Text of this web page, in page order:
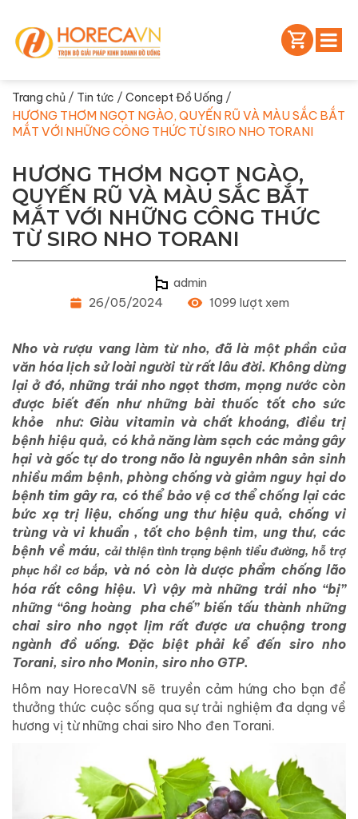
Trang chủ / Tin tức / Concept Đồ Uống /
HƯƠNG THƠM NGỌT NGÀO, QUYẾN RŨ VÀ MÀU SẮC BẮT
MẮT VỚI NHỮNG CÔNG THỨC TỪ SIRO NHO TORANI
HƯƠNG THƠM NGỌT NGÀO,
QUYẾN RŨ VÀ MÀU SẮC BẮT
MẮT VỚI NHỮNG CÔNG THỨC
TỪ SIRO NHO TORANI
admin
26/05/2024
1099 lượt xem
Nho và rượu vang làm từ nho, đã là một phần của
văn hóa lịch sử loài người từ rất lâu đời. Không dừng
lại ở đó, những trái nho ngọt thơm, mọng nước còn
được biết đến như những bài thuốc tốt cho sức
khỏe như: Giàu vitamin và chất khoáng, điều trị
bệnh hiệu quả, có khả năng làm sạch các mảng gây
hại và gốc tự do trong não là nguyên nhân sản sinh
nhiều mầm bệnh, phòng chống và giảm nguy hại do
bệnh tim gây ra, có thể bảo vệ cơ thể chống lại các
bức xạ trị liệu, chống ung thư hiệu quả, chống vi
trùng và vi khuẩn , tốt cho bệnh tim, ung thư, các
bệnh về máu, cải thiện tình trạng bệnh tiểu đường, hỗ trợ
phục hồi cơ bắp, và nó còn là dược phẩm chống lão
hóa rất công hiệu. Vì vậy mà những trái nho “bị”
những “ông hoàng pha chế” biến tấu thành những
chai siro nho ngọt lịm rất được ưa chuộng trong
ngành đồ uống. Đặc biệt phải kể đến siro nho
Torani, siro nho Monin, siro nho GTP.
Hôm nay HorecaVN sẽ truyền cảm hứng cho bạn để
thưởng thức cuộc sống qua sự trải nghiệm đa dạng về
hương vị từ những chai siro Nho đen Torani.